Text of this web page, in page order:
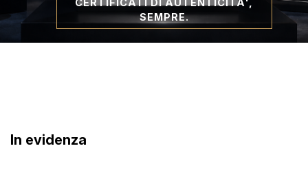
CERTIFICATI DI AUTENTICITA',
SEMPRE.
In evidenza